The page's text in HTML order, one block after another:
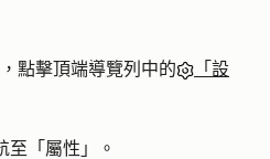
點擊頂端導覽列中的
「設
至「 屬性 」。